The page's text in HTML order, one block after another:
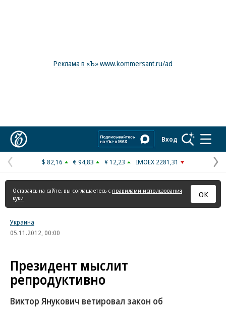
Реклама в «Ъ» www.kommersant.ru/ad
Вход
Предыдущая
страница
$ 82,16 € 94,83 ¥ 12,23 IMOEX 2281,31
Оставаясь на сайте, вы соглашаетесь с правилами использования
куки
ОК
Украина
05.11.2012, 00:00
Президент мыслит
репродуктивно
Виктор Янукович ветировал закон об